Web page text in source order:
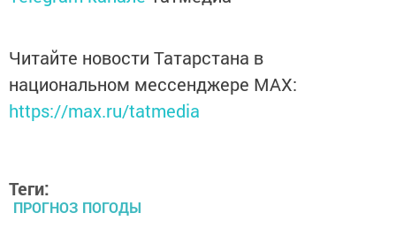
Читайте новости Татарстана в
национальном мессенджере MАХ:
https://max.ru/tatmedia
Теги:
ПРОГНОЗ ПОГОДЫ